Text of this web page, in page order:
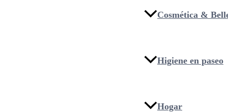
Cosmética &
Higiene en paseo
Hogar